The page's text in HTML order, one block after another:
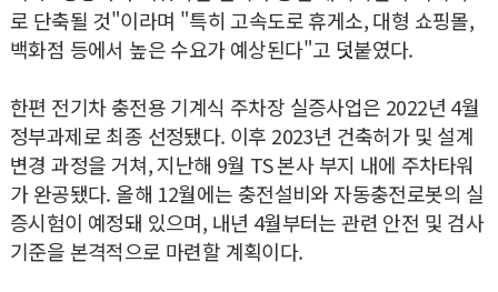
로 단축될 것"이라며 "특히 고속도로 휴게소, 대형 쇼핑몰,
백화점 등에서 높은 수요가 예상된다"고 덧붙였다.
한편 전기차 충전용 기계식 주차장 실증사업은 2022년 4월
정부과제로 최종 선정됐다. 이후 2023년 건축허가 및 설계
변경 과정을 거쳐, 지난해 9월 TS 본사 부지 내에 주차타워
가 완공됐다. 올해 12월에는 충전설비와 자동충전로봇의 실
증시험이 예정돼 있으며, 내년 4월부터는 관련 안전 및 검사
기준을 본격적으로 마련할 계획이다.